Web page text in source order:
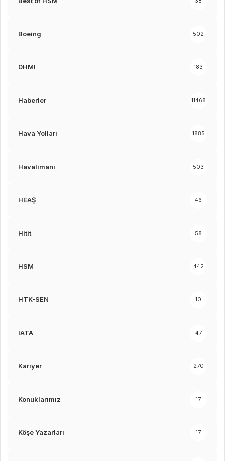
Boeing 502
DHMI 183
Haberler 11468
Hava Yolları 1885
Havalimanı 503
HEAŞ 46
Hitit 58
HSM 442
HTK-SEN 10
IATA 47
Kariyer 270
Konuklarımız 17
Köşe Yazarları 17